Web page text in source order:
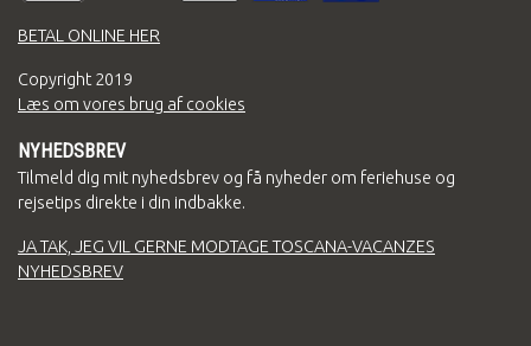
BETAL ONLINE HER
Copyright 2019
Læs om vores brug af cookies
NYHEDSBREV
Tilmeld dig mit nyhedsbrev og få nyheder om feriehuse og
rejsetips direkte i din indbakke.
JA TAK, JEG VIL GERNE MODTAGE TOSCANA-VACANZES
NYHEDSBREV